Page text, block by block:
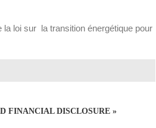
la loi sur la transition énergétique pour
FINANCIAL DISCLOSURE »